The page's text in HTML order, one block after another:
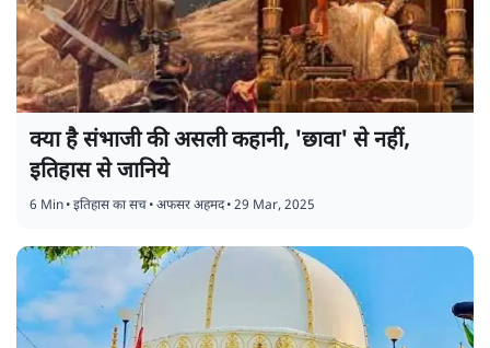
क्या है संभाजी की असली कहानी, 'छावा' से नहीं,
इतिहास से जानिये
6 Min•इतिहास का सच•अफसर अहमद•29 Mar, 2025